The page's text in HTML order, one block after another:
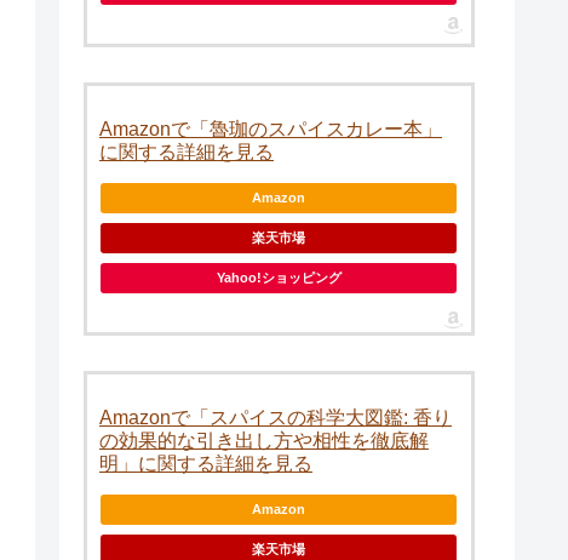
Amazonで「魯珈のスパイスカレー本」
に関する詳細を見る
Amazon
楽天市場
Yahoo!ショッピング
Amazonで「スパイスの科学大図鑑: 香り
の効果的な引き出し方や相性を徹底解
明」に関する詳細を見る
Amazon
楽天市場